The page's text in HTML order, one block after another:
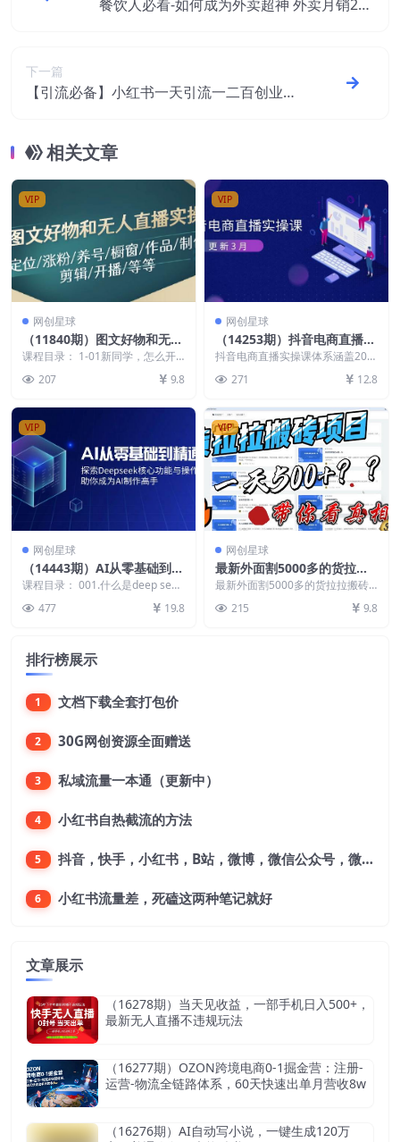
餐饮人必看-如何成为外卖超神 外卖月销200
下一篇
【引流必备】小红书一天引流一二百创业粉
相关文章
VIP
网创星球
（11840期）图文好物和无人
直播实操：定位/涨粉/养号/
橱窗/作品/制作/剪辑/开播/
等等
课程目录： 1-01新同学，怎么开
整观看清晰度...
207 9.8
VIP
网创星球
（14253期）抖音电商直播实
操课-更新3月 深度剖析算法
机制 快速提升直播GMV与带
货变现
抖音电商直播实操课体系涵盖202
精品内容，聚...
271 12.8
VIP
网创星球
（14443期）AI从零基础到精
通：探索Deepseek核心功能
与操作技巧，助你成为AI制
作高手
课程目录： 001.什么是deep see
477 19.8
VIP
网创星球
最新外面割5000多的货拉拉
搬砖项目，一天500-800，首
最新外面割5000多的货拉拉搬砖
不是割韭菜？...
215 9.8
排行榜展示
1 文档下载全套打包价
2 30G网创资源全面赠送
3 私域流量一本通（更新中）
4 小红书自热截流的方法
5 抖音，快手，小红书，B站，微博，微信公众号，微信视频号。每一个平台，都是不一样的机会，对应不一样的赚钱思路
6 小红书流量差，死磕这两种笔记就好
文章展示
（16278期）当天见收益，一部手机日入500+，
最新无人直播不违规玩法
（16277期）OZON跨境电商0-1掘金营：注册-
运营-物流全链路体系，60天快速出单月营收8w
（16276期）AI自动写小说，一键生成120万